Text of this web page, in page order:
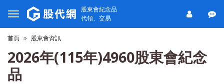
股東會紀念品
代領、交易
首頁 股東會資訊
2026年(115年)4960股東會紀念
品